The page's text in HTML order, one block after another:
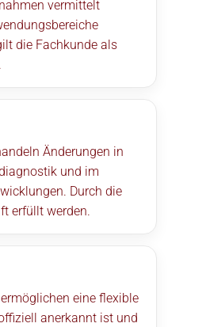
vermittelt
die Fachkunde als
Änderungen in
und im
Durch die
erfüllt werden.
eine flexible
anerkannt ist und